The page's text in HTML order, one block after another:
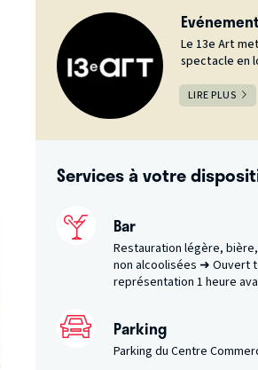
Le 13e Art
spectacle en
LIRE PLUS
Services à votre
Bar
Restauration légère,
non alcoolisées ➜ Ouvert
représentation 1 heure
Parking
Parking du Centre